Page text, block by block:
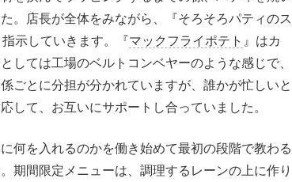
。店長が全体をみながら、『そろそろパティのス
示していきます。『マックフライポテト 』はカ
しては工場のベルトコンベヤーのような感じで、
ごとに分担が分かれていますが、誰かが忙しいと
して、お互いにサポートし合っていました。
何を入れるのかを働き始めて最初の段階で教わる
期間限定メニューは、調理するレーンの上に作り